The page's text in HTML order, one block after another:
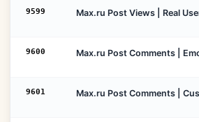
9599 Max.ru Post Views | Real
9600 Max.ru Post Comments |
9601 Max.ru Post Comments |